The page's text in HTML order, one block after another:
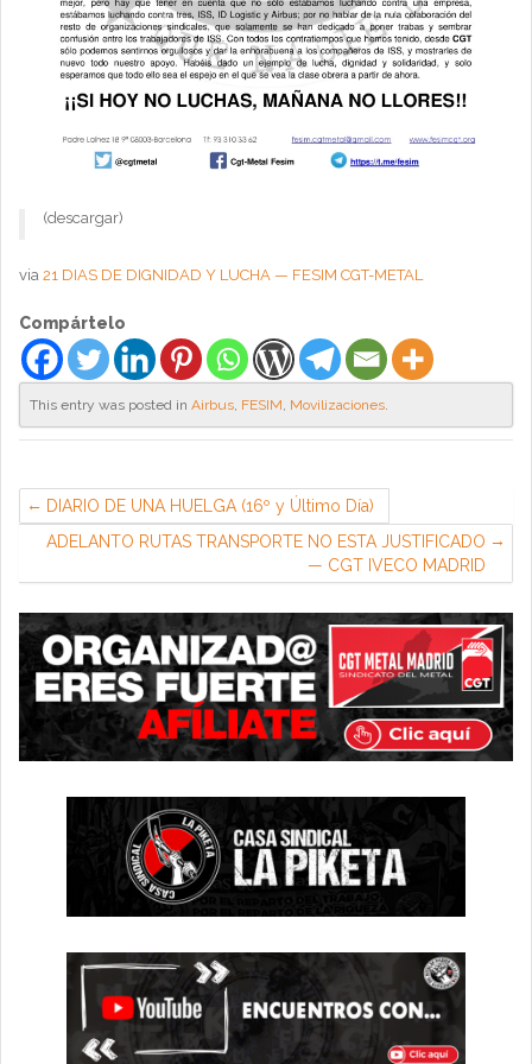
(descargar)
via 21 DIAS DE DIGNIDAD Y LUCHA — FESIM CGT-METAL
Compártelo
This entry was posted in Airbus, FESIM, Movilizaciones.
DIARIO DE UNA HUELGA (16º y Último Día)
ADELANTO RUTAS TRANSPORTE NO ESTA JUSTIFICADO
— CGT IVECO MADRID